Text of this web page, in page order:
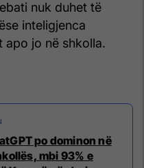
nuk duhet të
inteligjenca
jo në shkolla.
po dominon në
mbi 93% e